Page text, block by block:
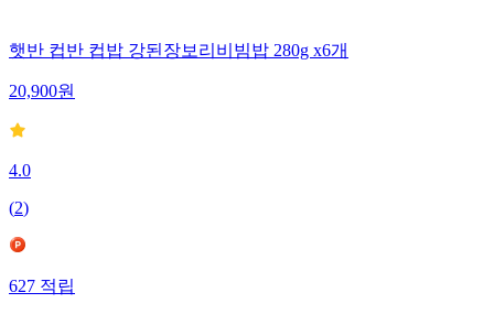
햇반 컵반 컵밥 강된장보리비빔밥 280g x6개
20,900원
4.0
(2)
627 적립